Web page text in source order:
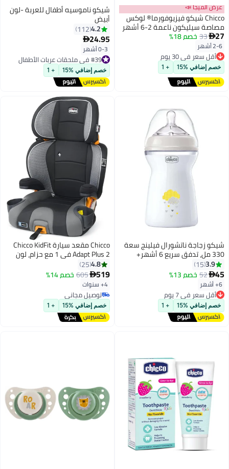
عرض الميجا 📣
Chicco شيكو فيزيوفورما® لوكس
مصاصة سيليكون ناعمة 2-6 أشهر
1 قطعة، رمادي 27
33 خصم 18%
2-6 أشهرأقل سعر في 30 يوم
توصيل مجاني
أقل سعر في 30 يوم
خصم إضافي %15 + 1
شيكو ناموسيه أطفال للعربة -لون
أبيض
4.2
112
24.95
0-3 أشهر#39 في ملحقات عربات الأطفال
توصيل مجاني
#39 في ملحقات عربات الأطفال
خصم إضافي %15 + 1
شيكو زجاجة ناتشورال فيلينج سعة
330 مل، تدفق سريع 6 أشهر+
سيليكون، محايدة
3.9
15
45
52 خصم 13%
6+ أشهر أقل سعر في 7 يوم
توصيل مجاني
أقل سعر في 7 يوم
خصم إضافي %15 + 1
Chicco مقعد سيارة Chicco KidFit
Adapt Plus 2 في 1 مع حزام، لون
العنبر
4.8
25
519
605 خصم 14%
4+ سنوات
توصيل مجاني
توصيل مجاني
خصم إضافي %15 + 1